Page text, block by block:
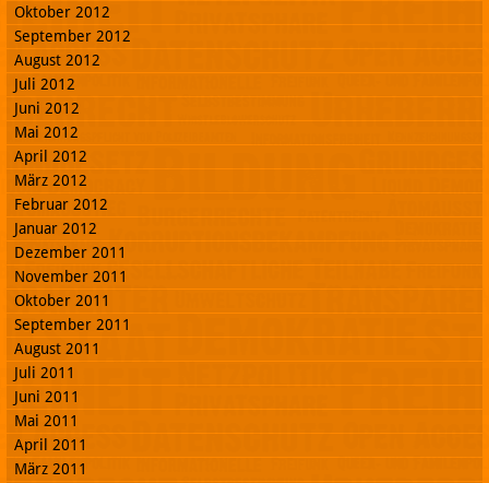
Oktober 2012
September 2012
August 2012
Juli 2012
Juni 2012
Mai 2012
April 2012
März 2012
Februar 2012
Januar 2012
Dezember 2011
November 2011
Oktober 2011
September 2011
August 2011
Juli 2011
Juni 2011
Mai 2011
April 2011
März 2011